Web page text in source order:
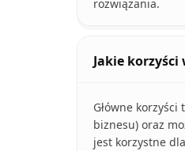
rozwiązania.
Jakie
Główne
biznesu) oraz
jest korzystne